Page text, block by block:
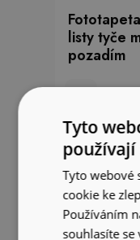
listy tyče
pozadím
Tyto
používají
Tyto webové
cookie ke
Používáním
souhlasíte